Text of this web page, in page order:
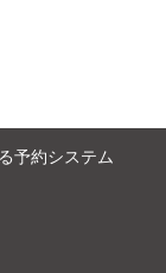
予約システム